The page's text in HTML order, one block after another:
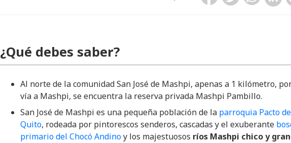
¿Qué debes saber?
Al norte de la comunidad San José de Mashpi, apenas a 1 kilómetro,
vía a Mashpi, se encuentra la reserva privada Mashpi Pambillo.
San José de Mashpi es una pequeña población de la parroquia Pacto de
Quito, rodeada por pintorescos senderos, cascadas y el exuberante
primario del Chocó Andinoy los majestuosos ríos Mashpi chico y